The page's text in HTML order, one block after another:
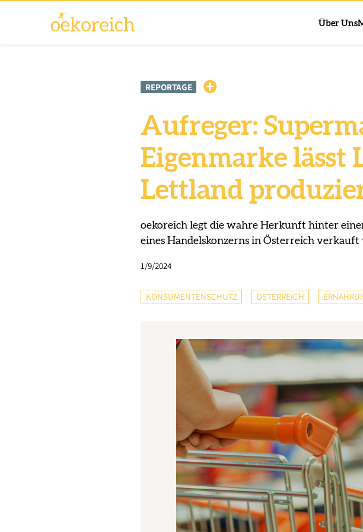
Über Uns
REPORTAGE
Aufreger:
Eigenmarke lässt
Lettland
oekoreich legt die wahre Herkunft hinter
eines Handelskonzerns in Österreich
1/9/2024
KONSUMENTENSCHUTZ ÖSTERREICH